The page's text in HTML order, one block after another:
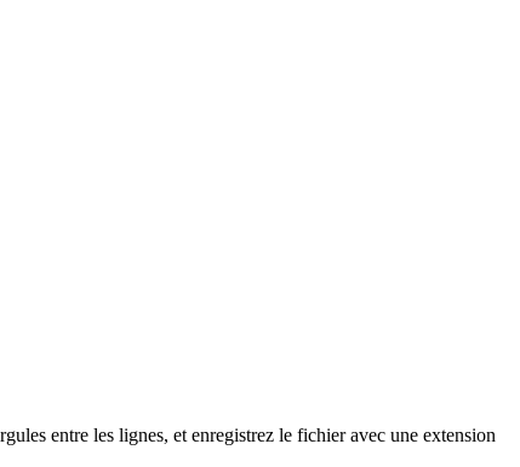
entre les lignes, et enregistrez le fichier avec une extension